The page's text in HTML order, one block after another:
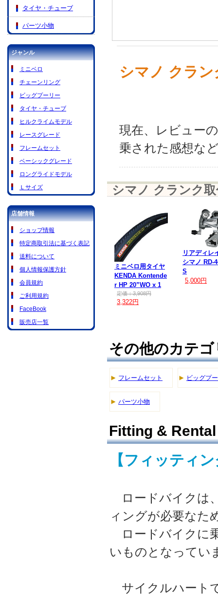
シマノ クラ
現在、レビュー
乗された感想な
シマノ クランク
ミニベロ用タイヤ
KENDA Kontende
r HP 20”WO x 1
定価：3,908円
3,322円
リアディレ
シマノ RD-
S
5,000円
その他のカテゴ
フレームセット ビッグプ
パーツ小物
Fitting & Rental
【フィッティ
ロードバイクは
ィングが必要なた
ロードバイクに
いものとなってい
サイクルハート
タイヤ・チューブ
パーツ小物
ジャンル
ミニベロ
チェーンリング
ビッグプーリー
タイヤ・チューブ
ヒルクライムモデル
レースグレード
フレームセット
ベーシックグレード
ロングライドモデル
Ｌサイズ
店舗情報
ショップ情報
特定商取引法に基づく表記
送料について
個人情報保護方針
会員規約
ご利用規約
FaceBook
販売店一覧